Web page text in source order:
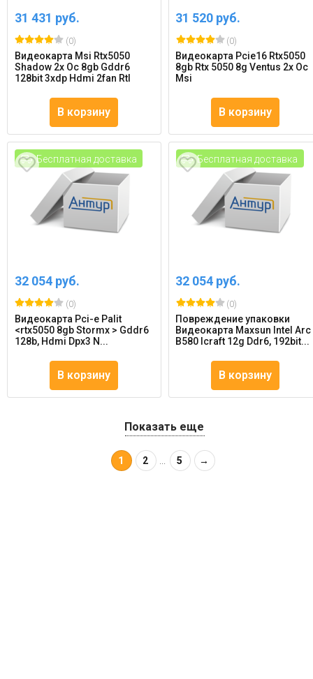
31 431 руб.
(0)
Видеокарта Msi Rtx5050
Shadow 2x Oc 8gb Gddr6
128bit 3xdp Hdmi 2fan Rtl
В корзину
31 520 руб.
(0)
Видеокарта Pcie16 Rtx5050
8gb Rtx 5050 8g Ventus 2x Oc
Msi
В корзину
Бесплатная доставка
32 054 руб.
(0)
Видеокарта Pci-e Palit
<rtx5050 8gb Stormx > Gddr6
128b, Hdmi Dpx3 N...
В корзину
Бесплатная доставка
32 054 руб.
(0)
Повреждение упаковки
Видеокарта Maxsun Intel Arc
B580 Icraft 12g Ddr6, 192bit...
В корзину
Показать еще
1 2 5 →